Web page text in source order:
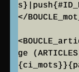
</
ge